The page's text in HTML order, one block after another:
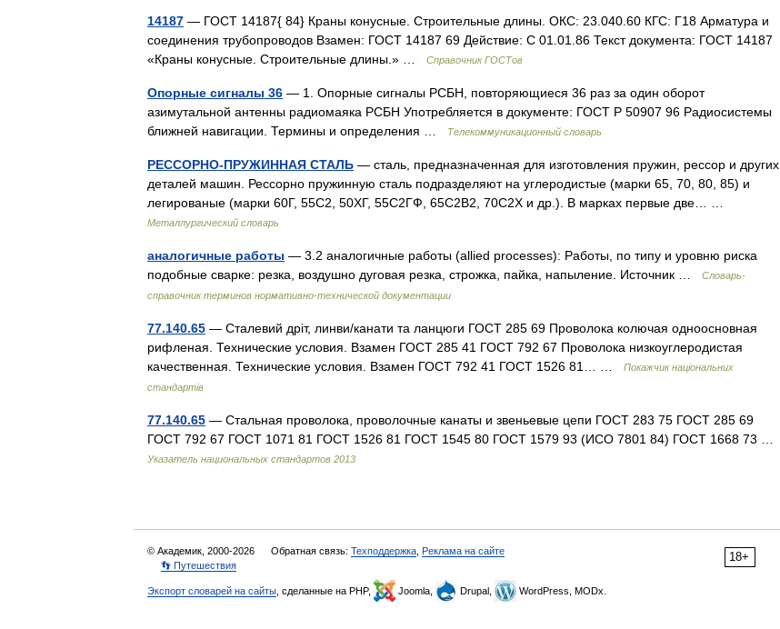
14187 — ГОСТ 14187{ 84} Краны конусные. Строительные длины. ОКС: 23.040.60 КГС: Г18 Арматура и
соединения трубопроводов Взамен: ГОСТ 14187 69 Действие: С 01.01.86 Текст документа: ГОСТ 14187
«Краны конусные. Строительные длины.» …
Справочник ГОСТов
Опорные сигналы 36 — 1. Опорные сигналы РСБН, повторяющиеся 36 раз за один оборот
азимутальной антенны радиомаяка РСБН Употребляется в документе: ГОСТ Р 50907 96 Радиосистемы
ближней навигации. Термины и определения …
Телекоммуникационный словарь
РЕССОРНО-ПРУЖИННАЯ СТАЛЬ — сталь, предназначенная для изготовления пружин, рессор и других
деталей машин. Рессорно пружинную сталь подразделяют на углеродистые (марки 65, 70, 80, 85) и
легированые (марки 60Г, 55С2, 50ХГ, 55С2ГФ, 65С2В2, 70С2Х и др.). В марках первые две… …
Металлургический словарь
аналогичные работы — 3.2 аналогичные работы (allied processes): Работы, по типу и уровню риска
подобные сварке: резка, воздушно дуговая резка, строжка, пайка, напыление. Источник …
Словарь-
справочник терминов нормативно-технической документации
77.140.65 — Сталевий дріт, линви/канати та ланцюги ГОСТ 285 69 Проволока колючая одноосновная
рифленая. Технические условия. Взамен ГОСТ 285 41 ГОСТ 792 67 Проволока низкоуглеродистая
качественная. Технические условия. Взамен ГОСТ 792 41 ГОСТ 1526 81… …
Покажчик національних
стандартів
77.140.65 — Стальная проволока, проволочные канаты и звеньевые цепи ГОСТ 283 75 ГОСТ 285 69
ГОСТ 792 67 ГОСТ 1071 81 ГОСТ 1526 81 ГОСТ 1545 80 ГОСТ 1579 93 (ИСО 7801 84) ГОСТ 1668 73 …
Указатель национальных стандартов 2013
18+
© Академик, 2000-2026 Обратная связь: Техподдержка Реклама на сайте
👣 Путешествия
Экспорт словарей на сайты , сделанные на PHP, Joomla, Drupal, WordPress, MODx.